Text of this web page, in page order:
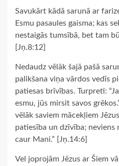
Savukārt kādā sarunā ar
Esmu pasaules gaisma; kas
nestaigās tumsībā, bet tam
[Jņ.8:12]
Nedaudz vēlāk šajā pašā
palikšana viņa vārdos vedīs
patiesas brīvības. Turpretī:
esmu, jūs mirsit savos
vēlāk saviem mācekļiem
patiesība un dzīvība; neviens
caur Mani.” [Jņ.14:6]
Vel joprojām Jēzus ar Šiem